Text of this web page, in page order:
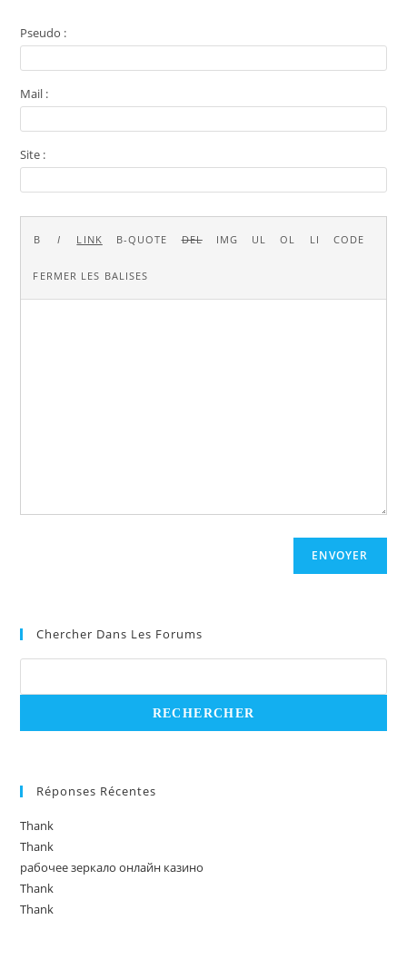
Pseudo :
Mail :
Site :
ENVOYER
Chercher Dans Les Forums
Réponses Récentes
Thank
Thank
рабочее зеркало онлайн казино
Thank
Thank